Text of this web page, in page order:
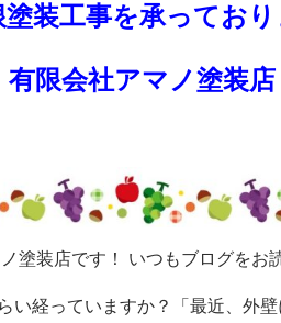
塗装工事を承ってお
有限会社アマノ塗装店
塗装店です！ いつもブログをお
い経っていますか？「最近、外